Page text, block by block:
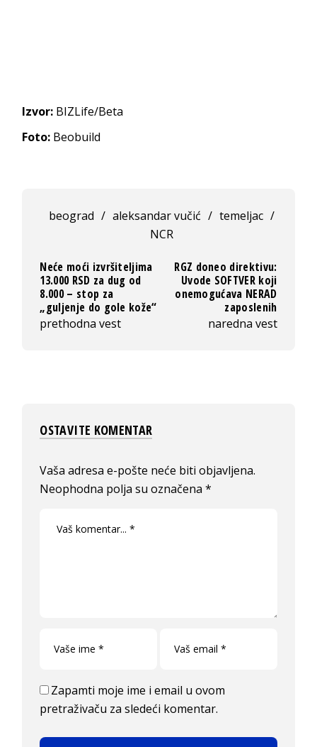
Izvor: BIZLife/Beta
Foto: Beobuild
beograd / aleksandar vučić / temeljac /
NCR
Neće moći izvršiteljima
13.000 RSD za dug od
8.000 – stop za
„guljenje do gole kože“
prethodna vest
RGZ doneo direktivu:
Uvode SOFTVER koji
onemogućava NERAD
zaposlenih
naredna vest
OSTAVITE KOMENTAR
Vaša adresa e-pošte neće biti objavljena.
Neophodna polja su označena*
Zapamti moje ime i email u ovom
pretraživaču za sledeći komentar.